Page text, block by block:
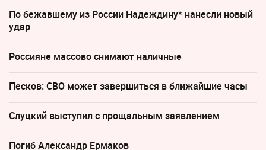
По бежавшему из России Надеждину* нанесли новый
удар
Россияне массово снимают наличные
Песков: СВО может завершиться в ближайшие часы
Слуцкий выступил с прощальным заявлением
Погиб Александр Ермаков